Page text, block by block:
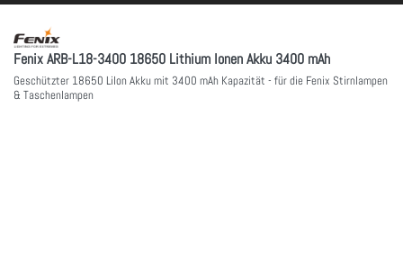
Fenix ARB-L18-3400 18650 Lithium Ionen Akku 3400 mAh
Geschützter 18650 LiIon Akku mit 3400 mAh Kapazität - für die Fenix Stirnlampen
& Taschenlampen